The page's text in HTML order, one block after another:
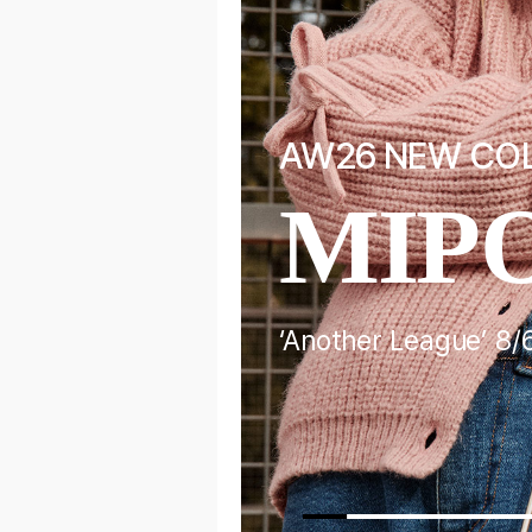
AW26 NEW
‘Another League’ 8/